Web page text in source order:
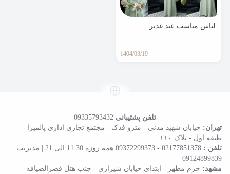
1404/03/19
تلفن پشتیبانی 09335793432
تهران: خیابان شهید مدنی - مترو فدک - مجتمع تجاری اداری پالمیرا -
طبقه اول - پلاک ۱۱۰
تلفن : 02177851378
-
09372299373 همه روزه 11:30 الی 21 | مدیریت
09124899839
مشهد: حرم مطهر - ابتدای خیابان شیرازی - جنب هتل قصرالضیافه -